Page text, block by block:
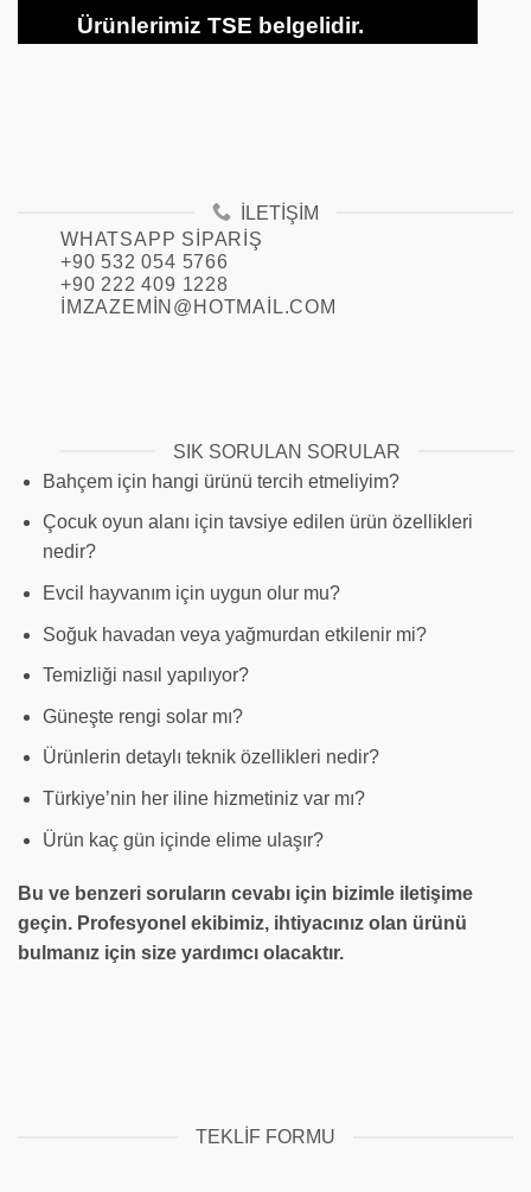
Ürünlerimiz TSE belgelidir.
İLETIŞIM
WHATSAPP SIPARIŞ
+90 532 054 5766
+90 222 409 1228
IMZAZEMIN@HOTMAIL.COM
SIK SORULAN SORULAR
Bahçem için hangi ürünü tercih etmeliyim?
Çocuk oyun alanı için tavsiye edilen ürün özellikleri
nedir?
Evcil hayvanım için uygun olur mu?
Soğuk havadan veya yağmurdan etkilenir mi?
Temizliği nasıl yapılıyor?
Güneşte rengi solar mı?
Ürünlerin detaylı teknik özellikleri nedir?
Türkiye’nin her iline hizmetiniz var mı?
Ürün kaç gün içinde elime ulaşır?
Bu ve benzeri soruların cevabı için bizimle iletişime
geçin. Profesyonel ekibimiz, ihtiyacınız olan ürünü
bulmanız için size yardımcı olacaktır.
TEKLIF FORMU